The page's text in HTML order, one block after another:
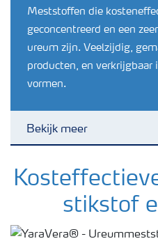
Meststoffen die
geconcentreerd en een
ureum zijn. Veelzijdig,
producten, en verkrijgbaar
vormen.
Bekijk meer
Nieuwsbrieven
Gewassenstikstof